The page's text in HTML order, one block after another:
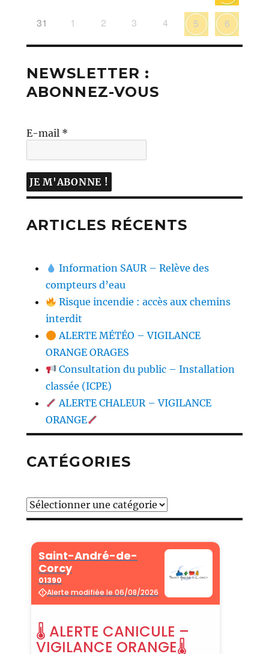
31 1 2 3 4 5 6
NEWSLETTER :
ABONNEZ-VOUS
E-mail *
ARTICLES RÉCENTS
Information SAUR – Relève des
compteurs d’eau
Risque incendie : accès aux chemins
interdit
ALERTE MÉTÉO – VIGILANCE
ORANGE ORAGES
Consultation du public – Installation
classée (ICPE)
ALERTE CHALEUR – VIGILANCE
ORANGE
CATÉGORIES
Catégories